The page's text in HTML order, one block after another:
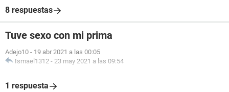
8 respuestas
Tuve sexo con mi prima
Adejo10 - 19 abr 2021 a las 00:05
Ismael1312 - 23 may 2021 a las 09:54
1 respuesta